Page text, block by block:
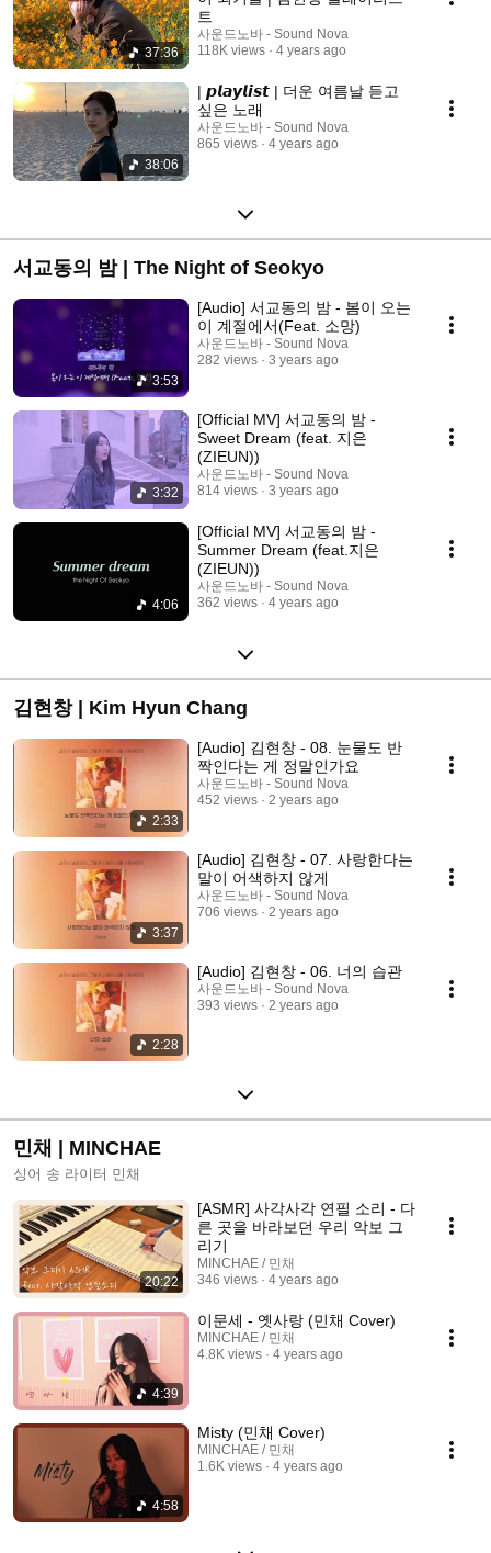
37:36
트
사운드노바 - Sound Nova
118K views
4 years ago
38:06
| 𝙥𝙡𝙖𝙮𝙡𝙞𝙨𝙩 | 더운 여름날 듣고
싶은 노래
사운드노바 - Sound Nova
865 views
4 years ago
서교동의 밤 | The Night of Seokyo
3:53
[Audio] 서교동의 밤 - 봄이 오는
이 계절에서(Feat. 소망)
사운드노바 - Sound Nova
282 views
3 years ago
3:32
[Official MV] 서교동의 밤 -
Sweet Dream (feat. 지은
(ZIEUN))
사운드노바 - Sound Nova
814 views
3 years ago
4:06
[Official MV] 서교동의 밤 -
Summer Dream (feat.지은
(ZIEUN))
사운드노바 - Sound Nova
362 views
4 years ago
김현창 | Kim Hyun Chang
2:33
[Audio] 김현창 - 08. 눈물도 반
짝인다는 게 정말인가요
사운드노바 - Sound Nova
452 views
2 years ago
3:37
[Audio] 김현창 - 07. 사랑한다는
말이 어색하지 않게
사운드노바 - Sound Nova
706 views
2 years ago
2:28
[Audio] 김현창 - 06. 너의 습관
사운드노바 - Sound Nova
393 views
2 years ago
민채 | MINCHAE
싱어 송 라이터 민채
20:22
[ASMR] 사각사각 연필 소리 - 다
른 곳을 바라보던 우리 악보 그
리기
MINCHAE / 민채
346 views
4 years ago
4:39
이문세 - 옛사랑 (민채 Cover)
MINCHAE / 민채
4.8K views
4 years ago
4:58
Misty (민채 Cover)
MINCHAE / 민채
1.6K views
4 years ago